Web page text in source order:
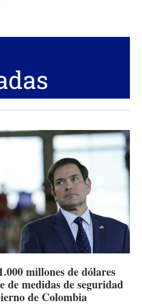
millones de dólares
de medidas de seguridad
de Colombia